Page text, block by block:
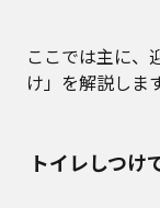
ここでは主に、
け」を解説します
トイレしつけ